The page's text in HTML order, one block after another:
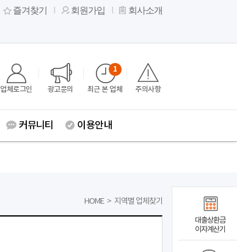
즐겨찾기 회원가입 회사소개
업체로그인 광고문의 최근 본 업체
1
주의사항
커뮤니티 이용안내
HOME > 지역별 업체찾기
대출상환금
이자계산기